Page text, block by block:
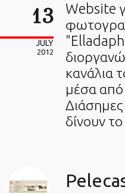
13
JULY
2012
Website
κανάλια
μέσα από
δίνουν το